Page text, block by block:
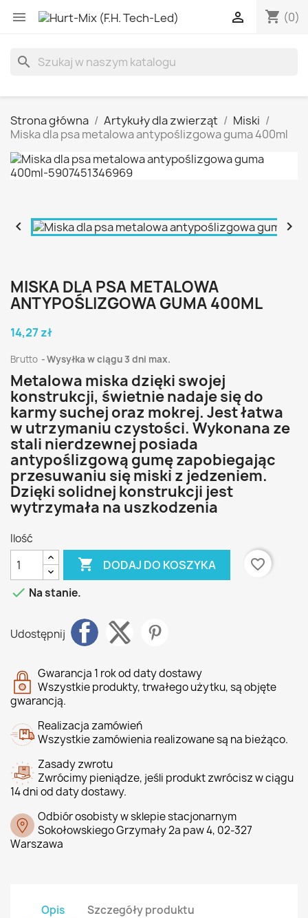
 shopping_cart (0)

search
Strona główna Artykuły dla zwierząt
Miski
Miska dla psa metalowa antypoślizgowa guma 400ml
 
MISKA DLA PSA METALOWA
ANTYPOŚLIZGOWA GUMA 400ML
14,27 zł
Brutto Wysyłka w ciągu 3 dni max.
Metalowa miska dzięki swojej
konstrukcji, świetnie nadaje się do
karmy suchej oraz mokrej. Jest łatwa
w utrzymaniu czystości. Wykonana ze
stali nierdzewnej posiada
antypoślizgową gumę zapobiegając
przesuwaniu się miski z jedzeniem.
Dzięki solidnej konstrukcji jest
wytrzymała na uszkodzenia
Ilość
 DODAJ DO KOSZYKA
favorite_border
 Na stanie.
Udostępnij
Gwarancja 1 rok od daty dostawy
Wszystkie produkty, trwałego użytku, są objęte
gwarancją.
Realizacja zamówień
Wszystkie zamówienia realizowane są na bieżąco.
Zasady zwrotu
Zwrócimy pieniądze, jeśli produkt zwrócisz w ciągu
14 dni od daty dostawy.
Odbiór osobisty w sklepie stacjonarnym
Sokołowskiego Grzymały 2a paw 4, 02-327
Warszawa
Opis
Szczegóły produktu